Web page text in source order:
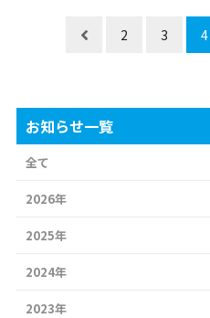
2 3 4
お知らせ一覧
全て
2026年
2025年
2024年
2023年